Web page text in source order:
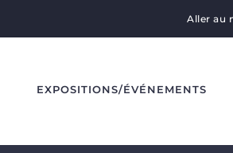
Aller au
EXPOSITIONS/ÉVÉNEMENTS